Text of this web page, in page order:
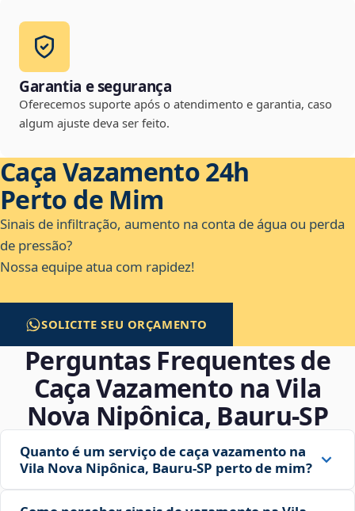
Garantia e segurança
Oferecemos suporte após o atendimento e garantia, caso
algum ajuste deva ser feito.
Caça Vazamento 24h
Perto de Mim
Sinais de infiltração, aumento na conta de água ou perda
de pressão?
Nossa equipe atua com rapidez!
SOLICITE SEU ORÇAMENTO
Perguntas Frequentes de
Caça Vazamento na Vila
Nova Nipônica, Bauru‑SP
Quanto é um serviço de caça vazamento na
Vila Nova Nipônica, Bauru‑SP perto de mim?